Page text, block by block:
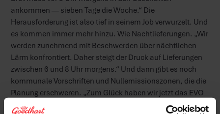
ankommen — sieben Tage die Woche.“ Die
Herausforderung ist also tief in seinem Job verwurzelt. Und
es kommen immer mehr hinzu. Wie Nachtlieferungen. „Wir
werden zunehmend mit Beschwerden über nächtlichen
Lärm konfrontiert. Daher steigt der Druck auf Lieferungen
zwischen 6 und 8 Uhr morgens.“ Und dann gibt es noch
kommunale Vorschriften und Nullemissionszonen, die die
Planung erschweren. „Zum Glück haben wir jetzt das EVO
Ritplan-Programm, das Routen an Bestellungen,